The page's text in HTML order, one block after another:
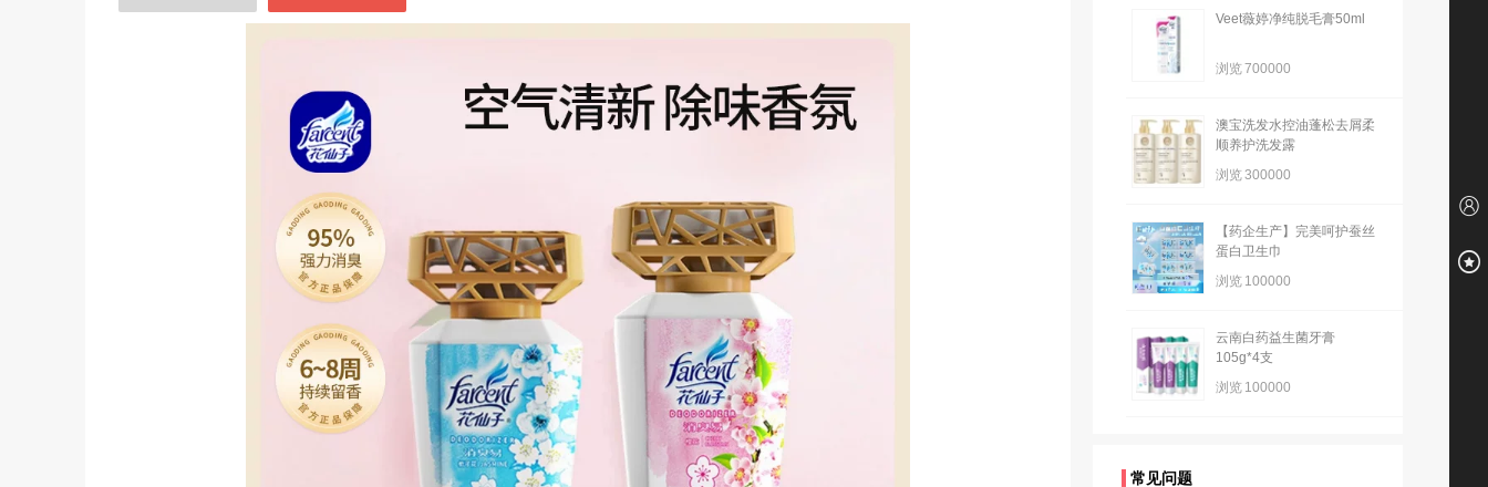
Veet薇婷净纯脱毛膏50ml
浏览700000
澳宝洗发水控油蓬松去屑柔
顺养护洗发露
浏览300000
【药企生产】完美呵护蚕丝
蛋白卫生巾
浏览 100000
云南白药益生菌牙膏
105g*4支
浏览 100000
常见问题